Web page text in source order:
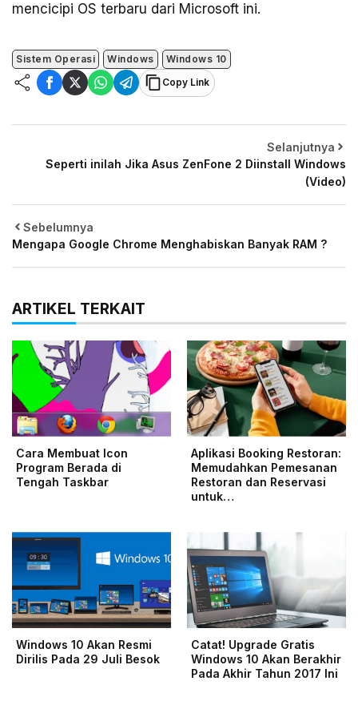
mencicipi OS terbaru dari Microsoft ini.
Sistem Operasi Windows
Windows 10
Copy Link
Sebelumnya
Mengapa Google Chrome Menghabiskan Banyak RAM ?
Selanjutnya
Seperti inilah Jika Asus ZenFone 2 Diinstall Windows
(Video)
ARTIKEL TERKAIT
Cara Membuat Icon
Program Berada di
Tengah Taskbar
Aplikasi Booking Restoran:
Memudahkan Pemesanan
Restoran dan Reservasi
untuk…
Windows 10 Akan Resmi
Dirilis Pada 29 Juli Besok
Catat! Upgrade Gratis
Windows 10 Akan Berakhir
Pada Akhir Tahun 2017 Ini